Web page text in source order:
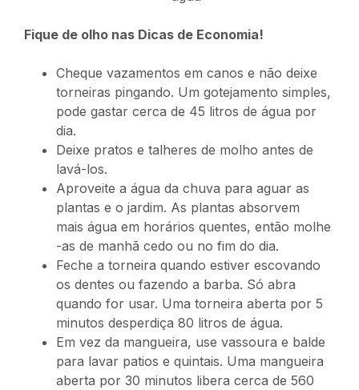
Fique de olho nas Dicas de Economia!
Cheque vazamentos em canos e não deixe
torneiras pingando. Um gotejamento simples,
pode gastar cerca de 45 litros de água por
dia.
Deixe pratos e talheres de molho antes de
lavá-los.
Aproveite a água da chuva para aguar as
plantas e o jardim. As plantas absorvem
mais água em horários quentes, então molhe
-as de manhã cedo ou no fim do dia.
Feche a torneira quando estiver escovando
os dentes ou fazendo a barba. Só abra
quando for usar. Uma torneira aberta por 5
minutos desperdiça 80 litros de água.
Em vez da mangueira, use vassoura e balde
para lavar patios e quintais. Uma mangueira
aberta por 30 minutos libera cerca de 560